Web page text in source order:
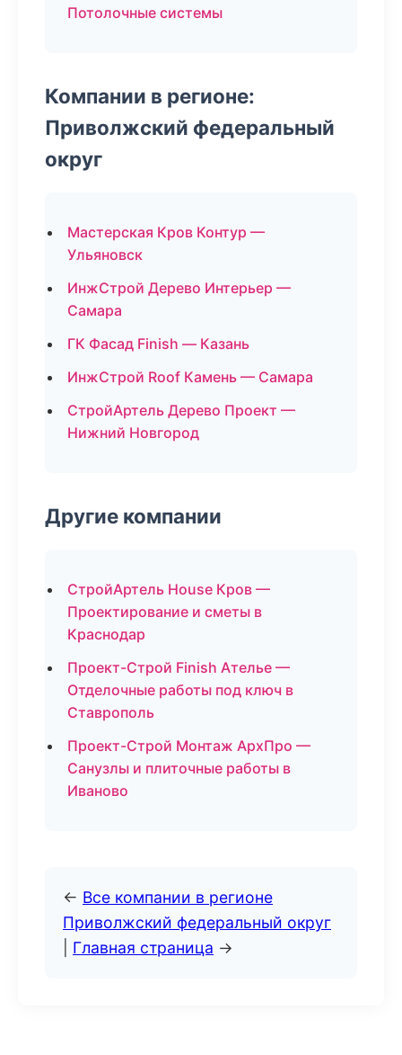
Потолочные системы
Компании в регионе:
Приволжский федеральный
округ
Мастерская Кров Контур —
Ульяновск
ИнжСтрой Дерево Интерьер —
Самара
ГК Фасад Finish — Казань
ИнжСтрой Roof Камень — Самара
СтройАртель Дерево Проект —
Нижний Новгород
Другие компании
СтройАртель House Кров —
Проектирование и сметы в
Краснодар
Проект-Строй Finish Ателье —
Отделочные работы под ключ в
Ставрополь
Проект-Строй Монтаж АрхПро —
Санузлы и плиточные работы в
Иваново
← Все компании в регионе
Приволжский федеральный округ
Главная страница →